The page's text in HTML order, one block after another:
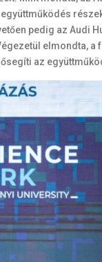
pedig az Audi
elmondta,
az